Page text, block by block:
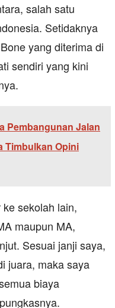
salah satu
Setidaknya
yang diterima di
sendiri yang kini
Pembangunan Jalan
Timbulkan Opini
sekolah lain,
maupun MA,
Sesuai janji saya,
juara, maka saya
biaya